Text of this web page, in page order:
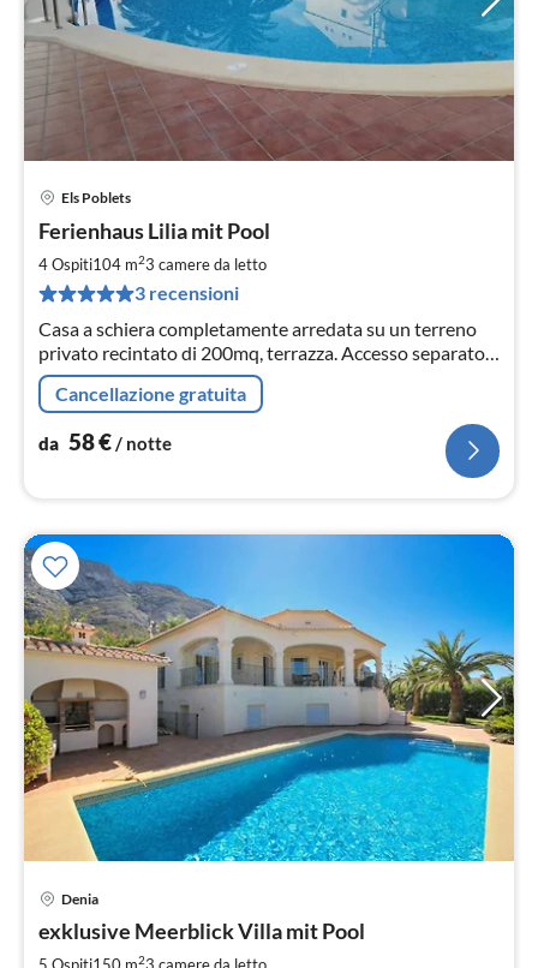
Els Poblets
Ferienhaus Lilia mit Pool
4 Ospiti104 m23 camere da letto
3 recensioni
Casa a schiera completamente arredata su un terreno
privato recintato di 200mq, terrazza. Accesso separato
alla piscina, 200m dalla spiaggia. ATTENZIONE! Acqua,
Wi-Fi e pulizia finale inclusi!
Cancellazione gratuita
da 58€/ notte
Denia
exklusive Meerblick Villa mit Pool
2